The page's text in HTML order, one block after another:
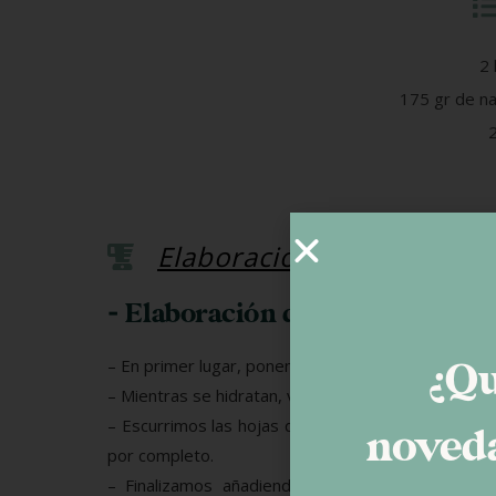
2
175 gr de
Elaboración
- Elaboración del semi frío
– En primer lugar, ponemos a hidratar las hojas
– Mientras se hidratan, vertemos la nata en una
– Escurrimos las hojas de gelatina
por completo.
– Finalizamos añadiendo la crema de cacao